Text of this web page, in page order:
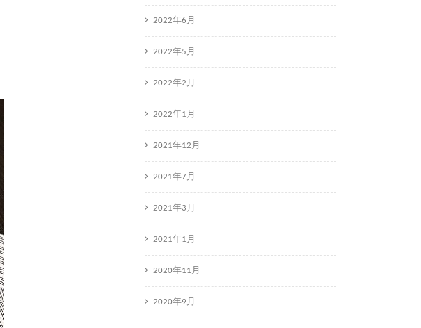
2022年6月
2022年5月
2022年2月
2022年1月
2021年12月
2021年7月
2021年3月
2021年1月
2020年11月
2020年9月